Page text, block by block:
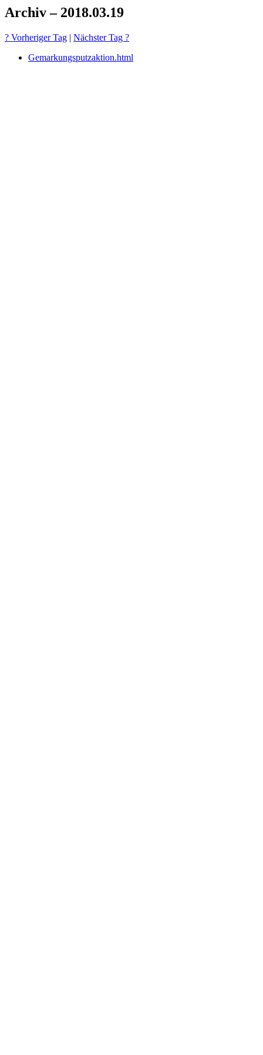
Archiv – 2018.03.19
? Vorheriger Tag | Nächster Tag ?
Gemarkungsputzaktion.html